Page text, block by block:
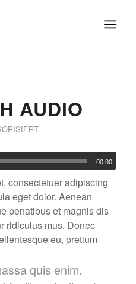
AUDIO
00:00
consectetuer adipiscing
eget dolor. Aenean
penatibus et magnis dis
ridiculus mus. Donec
eu, pretium
quis enim.